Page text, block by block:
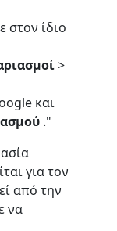
στον ίδιο
>
και
."
για τον
από την
να